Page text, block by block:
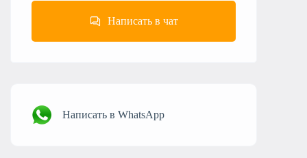
Написать в чат
Написать в WhatsApp